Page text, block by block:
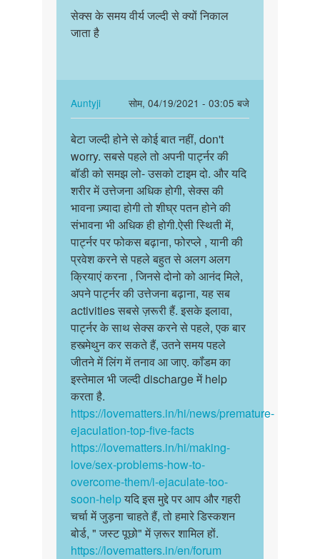
to
बेटे
कोई
नुकसान…
by
Auntyji
सेक्स
के
जल्दी
से…
सेक्स के समय वीर्य जल्दी से क्यों निकाल
जाता है
Auntyji
सोम, 04/19/2021 - 03:05 बजे
In
reply
to
सेक्स
के
समय
वीर्य
जल्दी
से…
by
Sujeet
बेटा
जल्दी
होने
से
कोई
बात…
बेटा जल्दी होने से कोई बात नहीं, don't
worry. सबसे पहले तो अपनी पार्ट्नर की
बॉडी को समझ लो- उसको टाइम दो. और यदि
शरीर में उत्तेजना अधिक होगी, सेक्स की
भावना ज़्यादा होगी तो शीघ्र पतन होने की
संभावना भी अधिक ही होगी.ऐसी स्थिती में,
पार्ट्नर पर फोकस बढ़ाना, फोरप्ले , यानी की
प्रवेश करने से पहले बहुत से अलग अलग
क्रियाएं करना , जिनसे दोनो को आनंद मिले,
अपने पार्ट्नर की उत्तेजना बढ़ाना, यह सब
activities सबसे ज़रूरी हैं. इसके इलावा,
पार्ट्नर के साथ सेक्स करने से पहले, एक बार
हस्त्मेथुन कर सकते हैं, उतने समय पहले
जीतने में लिंग में तनाव आ जाए. कॉंडम का
इस्तेमाल भी जल्दी discharge में help
करता है.
https://lovematters.in/hi/news/premature-
ejaculation-top-five-facts
https://lovematters.in/hi/making-
love/sex-problems-how-to-
overcome-them/i-ejaculate-too-
soon-helpयदि इस मुद्दे पर आप और गहरी
चर्चा में जुड़ना चाहते हैं, तो हमारे डिस्कशन
बोर्ड, " जस्ट पूछो" में ज़रूर शामिल हों.
https://lovematters.in/en/forum